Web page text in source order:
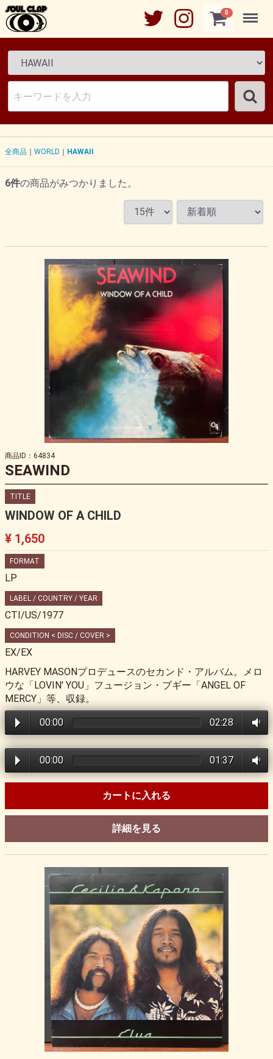
0 Menu
全商品 WORLD HAWAII
6件の商品がみつかりました。
商品ID：64834
SEAWIND
TITLE
WINDOW OF A CHILD
¥ 1,650
FORMAT
LP
LABEL / COUNTRY / YEAR
CTI/US/1977
CONDITION < DISC / COVER >
EX/EX
HARVEY MASONプロデュースのセカンド・アルバム。メロ
ウな「LOVIN' YOU」フュージョン・ブギー「ANGEL OF
MERCY」等、収録。
00:00 02:28
00:00 01:37
カートに入れる
詳細を見る